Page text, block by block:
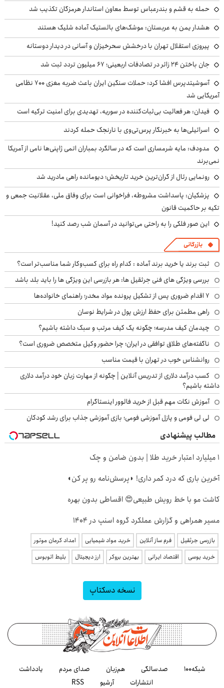
حمله به قشم و بندرعباس توسط معاون استاندار هرمزگان تکذیب شد
هشدار یمن به عربستان: موشک‌های بالستیک آماده شلیک هستند
پیروزی استقلال تهران با درخشش سحرخیزان و آسانی در دیدار دوستانه
جان باختن ۲۴ زائر در تصادفات اربعینی؛ ۶۷ میلیون تردد ثبت شد
آسوشیتدپرس افشا کرد: حملات سنگین ایران باعث ضربه مغزی ۷۰۰ نظامی
آمریکایی شد
فیدان: هر فعالیت بی‌ثبات‌کننده در سوریه، تهدیدی برای امنیت ترکیه است
اسرائیلی‌ها به خبرنگار پرس‌تی‌وی با نارنجک حمله کردند
مدودف: مایه شرمساری است که در سالگرد بمباران اتمی ژاپنی‌ها نامی از آمریکا
نمی‌برند
رونمایی رئال از گران‌ترین خرید تاریخش؛ دیومانده راهی مادرید شد
پزشکیان: پاسداشت مشروطه، فراخوانی است برای وفاق ملی، عقلانیت جمعی و
تکیه بر حاکمیت قانون
این صور فلکی را به راحتی می‌توانید در آسمان شب رصد کنید!
بازرگانی
ثبت برند یا خرید برند آماده : کدام راه برای کسب‌وکار شما مناسب‌تر است؟
بررسی ویژگی های فنی جرثقیل ها: هر بازرسی این ویژگی ها را باید بلد باشد
۷ اقدام ضروری پس از تشکیل پرونده مواد مخدر؛ راهنمای خانواده‌ها
راهی مطمئن برای حفظ ارزش پول در شرایط نوسان
چیدمان کیف مدرسه؛ چگونه یک کیف مرتب و سبک داشته باشیم؟
ناگفته‌های طلاق توافقی در ایران؛ چرا حضور وکیل متخصص ضروری است؟
روانشناس خوب در تهران با قیمت مناسب
کسب درآمد دلاری از تدریس آنلاین | چگونه از مهارت زبان خود درآمد دلاری
داشته باشیم؟
آموزش نکات مهم قبل از خرید فالوور اینستاگرام
لی لی فومی و پازل آموزشی فومی؛ بازی آموزشی جذاب برای رشد کودکان
مطالب پیشنهادی
۱ میلیارد اعتبار خرید طلا | بدون ضامن و چک
آخرین باری که درد کمر داری! ◗پرسش‌نامه رو پر کن◖
کاشت مو با خط رویش طبیعی😍 اقساطی بدون بهره
مسیر همراهی و گزارش عملکرد گروه اسنپ در ۱۴۰۴
بازرسی جرثقیل فرم ساز آنلاین خرید مواد شیمیایی
امداد کرمان موتور
خرید یوسی
اقتصاد ایرانی بهترین بروکر ارز دیجیتال بلیط اتوبوس
نسخه دسکتاپ
شبکه۱۰۰ صدسالگی هم‌زبان صدای مردم
یادداشت
انتشارات
آرشیو RSS